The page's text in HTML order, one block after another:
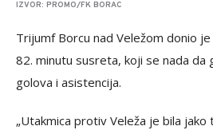
IZVOR: PROMO/FK BORAC
Trijumf Borcu nad Veležom donio
82. minutu susreta, koji se nada da
golova i asistencija.
„Utakmica protiv Veleža je bila jako